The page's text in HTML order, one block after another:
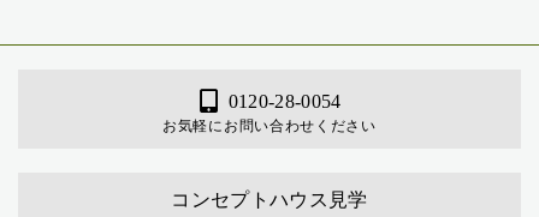
0120-28-0054
お気軽にお問い合わせください
コンセプトハウス見学